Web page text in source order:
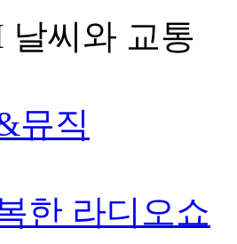
날씨와 교통
뮤직
한 라디오쇼